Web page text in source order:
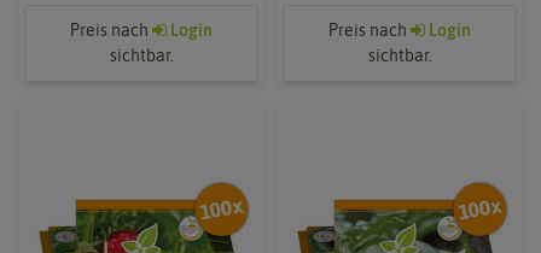
Preis nach
Login
sichtbar.
Preis nach
Login
sichtbar.